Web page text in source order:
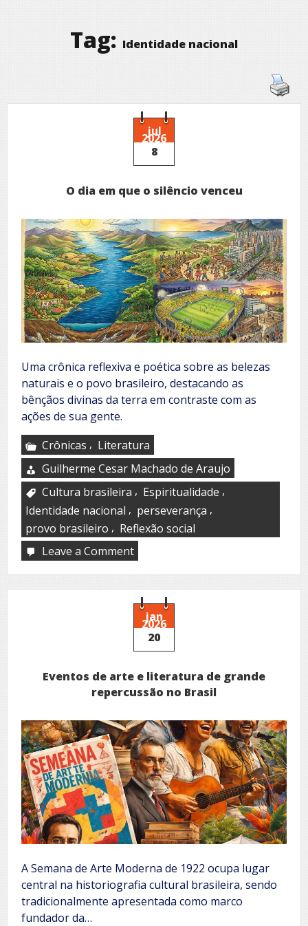
Tag: Identidade nacional
jul
2026
8
O dia em que o silêncio venceu
Uma crônica reflexiva e poética sobre as belezas
naturais e o povo brasileiro, destacando as
bênçãos divinas da terra em contraste com as
ações de sua gente.
Crônicas , Literatura
Guilherme Cesar Machado de Araujo
Cultura brasileira , Espiritualidade ,
Identidade nacional , perseverança ,
provo brasileiro , Reflexão social
Leave a Commenton
dia
em
que
silêncio
venceu
jan
2026
20
Eventos de arte e literatura de grande
repercussão no Brasil
A Semana de Arte Moderna de 1922 ocupa lugar
central na historiografia cultural brasileira, sendo
tradicionalmente apresentada como marco
fundador da…